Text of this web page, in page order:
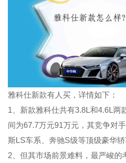
雅科仕新款有人买，详情如下：
1、新款雅科仕共有3.8L和4.6L两
间为67.7万元91万元，其竞争对
斯LS车系、奔驰S级等顶级豪华轿
2、但其市场前景难料，最严峻的